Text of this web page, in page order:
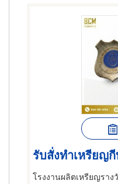
รับสั่งทำเหรียญ
โรงงานผลิตเหรียญรา